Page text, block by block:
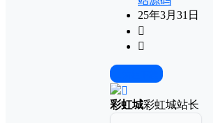
25年3月31日
彩虹城彩虹城站长